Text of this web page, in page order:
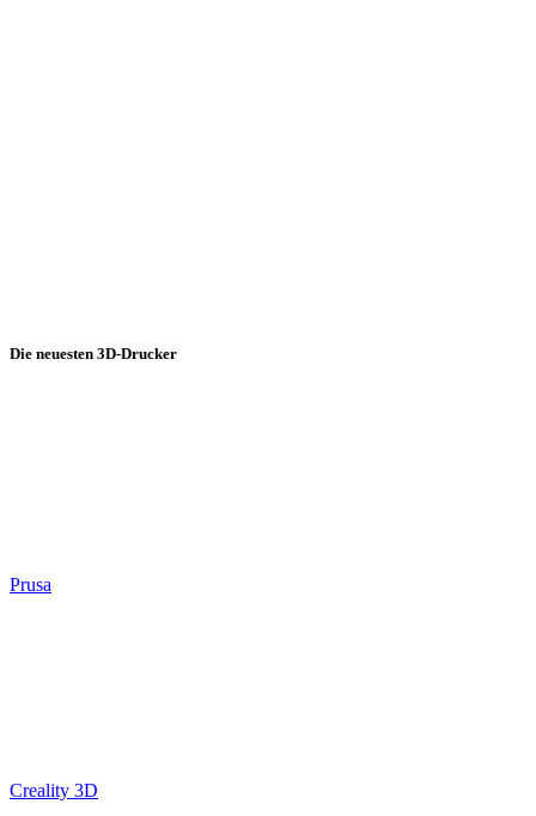
Die neuesten 3D-Drucker
Prusa
Creality 3D